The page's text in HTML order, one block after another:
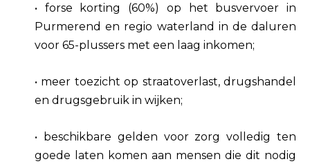
• forse korting (60%) op het busvervoer in
Purmerend en regio waterland in de daluren
voor 65-plussers met een laag inkomen;
• meer toezicht op straatoverlast, drugshandel
en drugsgebruik in wijken;
• beschikbare gelden voor zorg volledig ten
goede laten komen aan mensen die dit nodig